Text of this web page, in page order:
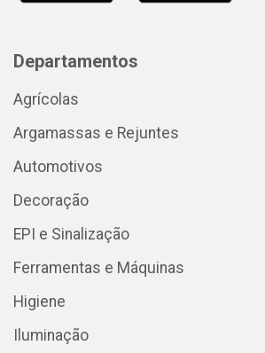
Departamentos
Agrícolas
Argamassas e Rejuntes
Automotivos
Decoração
EPI e Sinalização
Ferramentas e Máquinas
Higiene
Iluminação